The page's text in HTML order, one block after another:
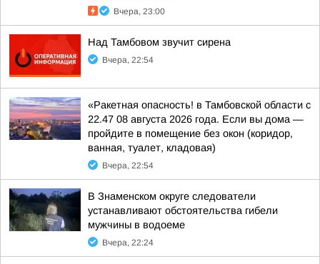
Вчера, 23:00
Над Тамбовом звучит сирена
Вчера, 22:54
«Ракетная опасность! в Тамбовской области с
22.47 08 августа 2026 года. Если вы дома —
пройдите в помещение без окон (коридор,
ванная, туалет, кладовая)
Вчера, 22:54
В Знаменском округе следователи
устанавливают обстоятельства гибели
мужчины в водоеме
Вчера, 22:24